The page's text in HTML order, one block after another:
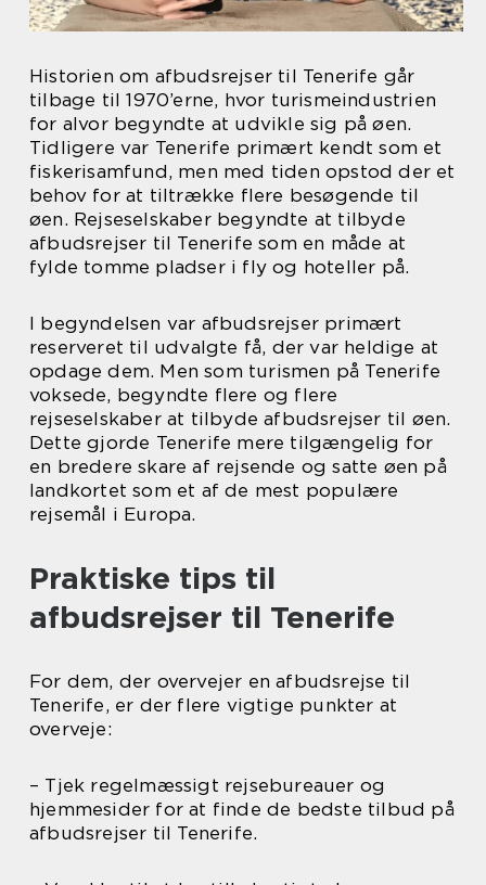
Historien om afbudsrejser til Tenerife går
tilbage til 1970’erne, hvor turismeindustrien
for alvor begyndte at udvikle sig på øen.
Tidligere var Tenerife primært kendt som et
fiskerisamfund, men med tiden opstod der et
behov for at tiltrække flere besøgende til
øen. Rejseselskaber begyndte at tilbyde
afbudsrejser til Tenerife som en måde at
fylde tomme pladser i fly og hoteller på.
I begyndelsen var afbudsrejser primært
reserveret til udvalgte få, der var heldige at
opdage dem. Men som turismen på Tenerife
voksede, begyndte flere og flere
rejseselskaber at tilbyde afbudsrejser til øen.
Dette gjorde Tenerife mere tilgængelig for
en bredere skare af rejsende og satte øen på
landkortet som et af de mest populære
rejsemål i Europa.
Praktiske tips til
afbudsrejser til Tenerife
For dem, der overvejer en afbudsrejse til
Tenerife, er der flere vigtige punkter at
overveje:
– Tjek regelmæssigt rejsebureauer og
hjemmesider for at finde de bedste tilbud på
afbudsrejser til Tenerife.